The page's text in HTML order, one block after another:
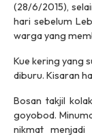
(28/6/2015),
hari sebelum
warga yang
Kue kering yang
diburu. Kisaran
Bosan takjil
goyobod.
nikmat